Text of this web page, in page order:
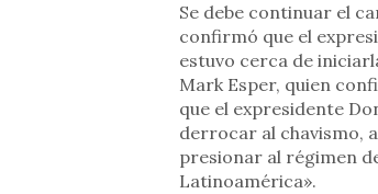
Se debe continuar el
confirmó que el
estuvo cerca de
Mark Esper, quien
que el expresidente
derrocar al chavismo,
presionar al régimen
Latinoamérica».